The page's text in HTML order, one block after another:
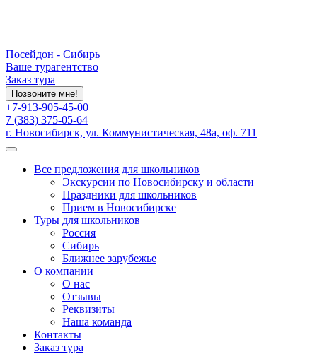
Посейдон - Сибирь
Ваше турагентство
Заказ тура
Позвоните мне!
+7-913-905-45-00
7 (383) 375-05-64
г. Новосибирск, ул. Коммунистическая, 48а, оф. 711
Все предложения для школьников
Экскурсии по Новосибирску и области
Праздники для школьников
Прием в Новосибирске
Туры для школьников
Россия
Сибирь
Ближнее зарубежье
О компании
О нас
Отзывы
Реквизиты
Наша команда
Контакты
Заказ тура